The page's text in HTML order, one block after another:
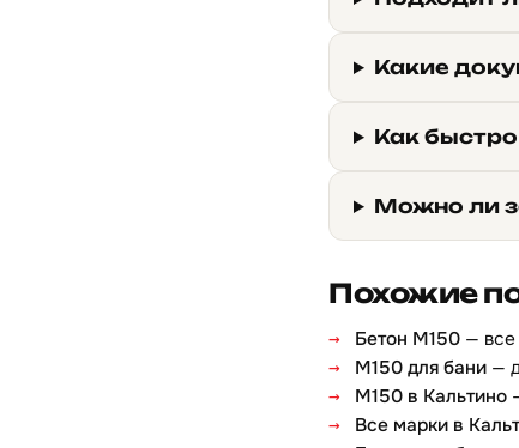
Какие
Как
Можно ли
Похожие
Бетон М150 — все
М150 для бани —
М150 в Кальтино
Все марки в